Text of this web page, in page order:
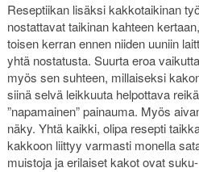
Reseptiikan lisäksi kakkotaikinan
nostattavat taikinan kahteen
toisen kerran ennen niiden uuniin
yhtä nostatusta. Suurta eroa
myös sen suhteen, millaiseksi
siinä selvä leikkuuta helpottava
”napamainen” painauma. Myös
näky. Yhtä kaikki, olipa resepti
kakkoon liittyy varmasti monella
muistoja ja erilaiset kakot ovat